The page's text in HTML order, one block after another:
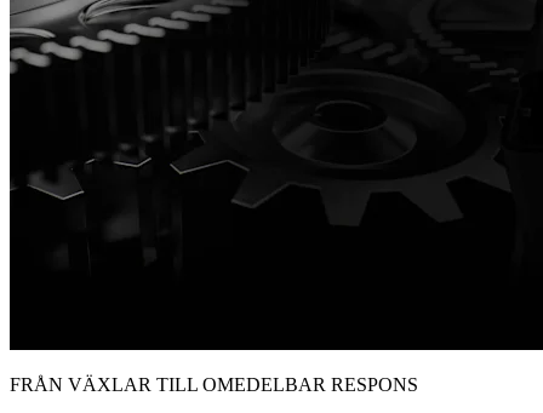
FRÅN VÄXLAR TILL OMEDELBAR RESPONS